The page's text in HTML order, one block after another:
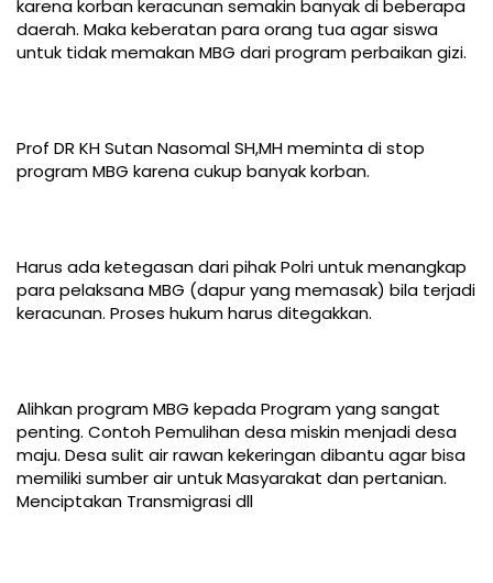
karena korban keracunan semakin banyak di beberapa
daerah. Maka keberatan para orang tua agar siswa
untuk tidak memakan MBG dari program perbaikan gizi.
Prof DR KH Sutan Nasomal SH,MH meminta di stop
program MBG karena cukup banyak korban.
Harus ada ketegasan dari pihak Polri untuk menangkap
para pelaksana MBG (dapur yang memasak) bila terjadi
keracunan. Proses hukum harus ditegakkan.
Alihkan program MBG kepada Program yang sangat
penting. Contoh Pemulihan desa miskin menjadi desa
maju. Desa sulit air rawan kekeringan dibantu agar bisa
memiliki sumber air untuk Masyarakat dan pertanian.
Menciptakan Transmigrasi dll